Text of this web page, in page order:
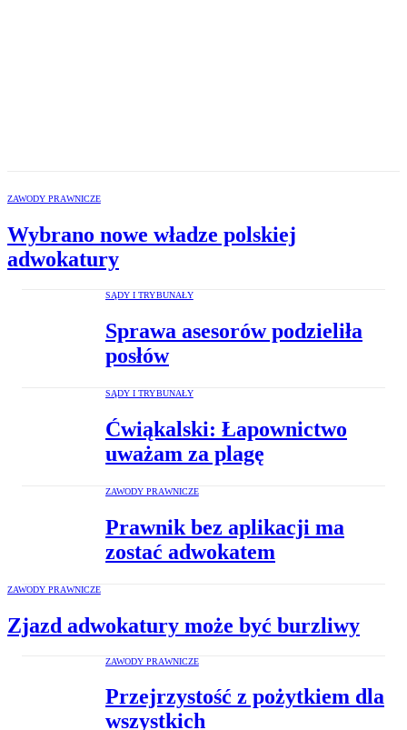
ZAWODY PRAWNICZE
Wybrano nowe władze polskiej
adwokatury
SĄDY I TRYBUNAŁY
Sprawa asesorów podzieliła
posłów
SĄDY I TRYBUNAŁY
Ćwiąkalski: Łapownictwo
uważam za plagę
ZAWODY PRAWNICZE
Prawnik bez aplikacji ma
zostać adwokatem
ZAWODY PRAWNICZE
Zjazd adwokatury może być burzliwy
ZAWODY PRAWNICZE
Przejrzystość z pożytkiem dla
wszystkich